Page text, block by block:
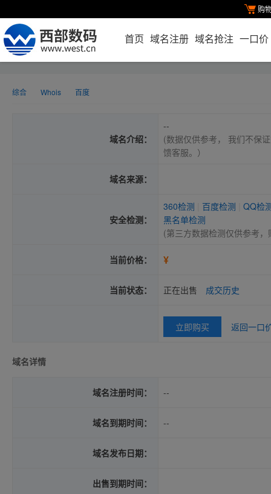
购
首页 域名注册 域名抢注 一口价
综合 Whois 百度
域名介绍：
--
(数据仅供参考， 我们不保
馈客服。）
域名来源：
安全检测：
360检测 百度检测
QQ检
黑名单检测
(第三方数据检测仅供参考
当前价格： ¥
当前状态： 正在出售 成交历史
立即购买 返回一口
域名详情
域名注册时间： --
域名到期时间： --
域名发布日期：
出售到期时间：